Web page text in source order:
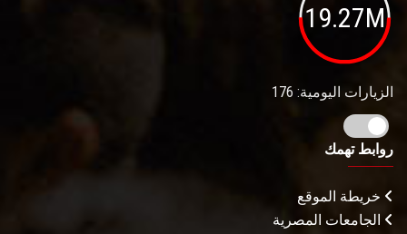
19.27M
الزيارات اليومية: 176
روابط تهمك
خريطة الموقع
الجامعات المصرية